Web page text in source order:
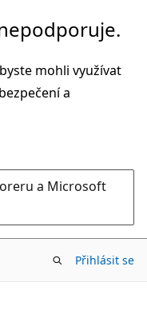
mohli využívat
a
a Microsoft
Přihlásit se